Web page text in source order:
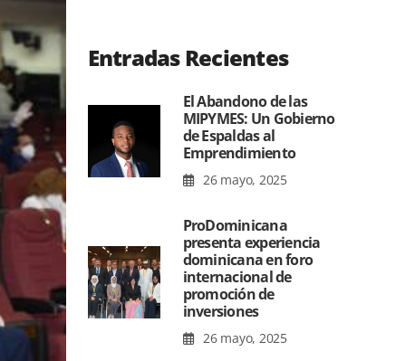
Entradas Recientes
El Abandono de las
MIPYMES: Un Gobierno
de Espaldas al
Emprendimiento
26 mayo, 2025
ProDominicana
presenta experiencia
dominicana en foro
internacional de
promoción de
inversiones
26 mayo, 2025